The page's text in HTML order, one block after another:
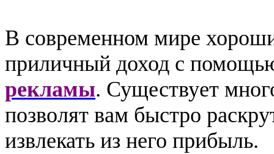
В современном мире
приличный доход с
рекламы. Существует
позволят вам быстро
извлекать из него прибыль.